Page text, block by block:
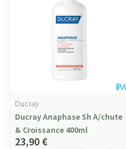
Ducray
Ducray Anaphase Sh A/chute
& Croissance 400ml
23,90 €